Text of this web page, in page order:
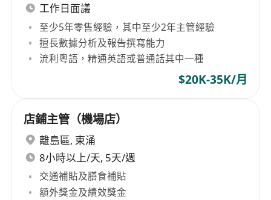
工作日面議
至少5年零售經驗，其中至少2年主管經驗
擅長數據分析及報告撰寫能力
流利粵語，精通英語或普通話其中一種
$20K-35K/月
店鋪主管（機場店）
離島區, 東涌
8小時以上/天, 5天/週
交通補貼及膳食補貼
額外獎金及績效獎金